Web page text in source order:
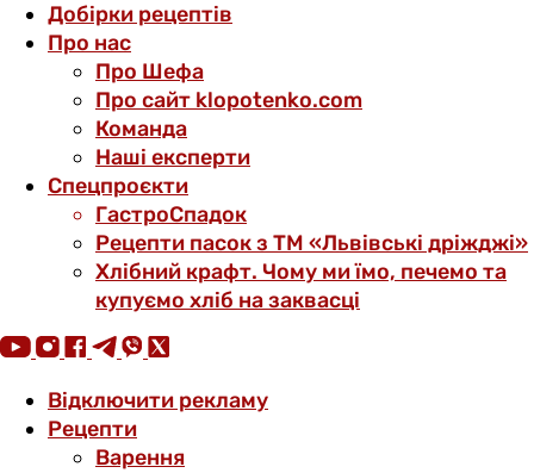
Добірки рецептів
Про нас
Про Шефа
Про сайт klopotenko.com
Команда
Наші експерти
Спецпроєкти
ГастроСпадок
Рецепти пасок з ТМ «Львівські дріжджі»
Хлібний крафт. Чому ми їмо, печемо та
купуємо хліб на заквасці
Відключити рекламу
Рецепти
Варення